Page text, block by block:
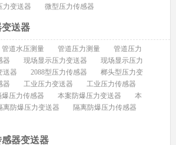
力变送器 微型压力传感器
变送器
管道水压测量 管道压力测量
管道压力
器 现场显示压力变送器
现场显示压力
送器 2088型压力传感器
榔头型压力变
器 工业压力变送器
工业压力传感器
爆压力传感器 本案防爆压力变送器
本
离防爆压力变送器
隔离防爆压力传感器
器变送器